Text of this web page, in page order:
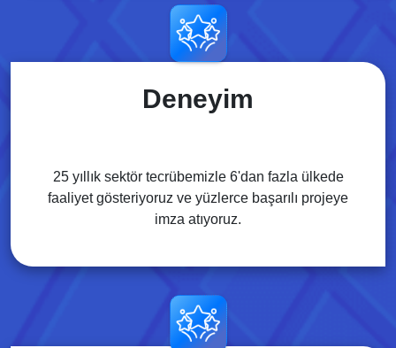
Deneyim
25 yıllık sektör tecrübemizle 6'dan fazla ülkede
faaliyet gösteriyoruz ve yüzlerce başarılı projeye
imza atıyoruz.